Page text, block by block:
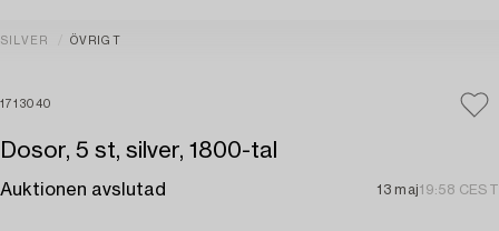
SILVER ÖVRIGT
1713040
Dosor, 5 st, silver, 1800-tal
Auktionen avslutad 13 maj19:58 CEST